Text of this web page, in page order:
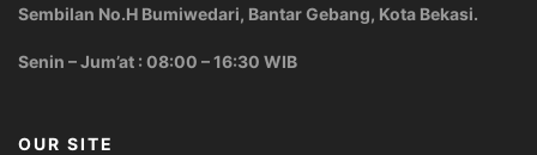
Sembilan No.H Bumiwedari, Bantar Gebang, Kota Bekasi.
Senin – Jum’at : 08:00 – 16:30 WIB
OUR SITE